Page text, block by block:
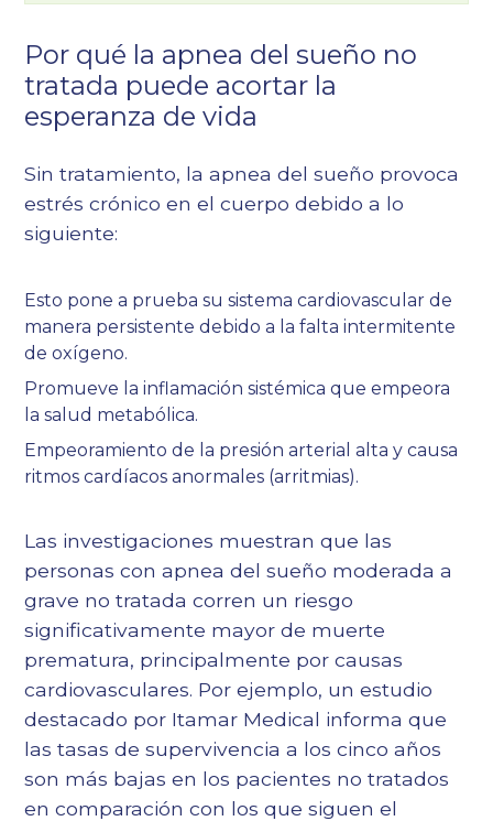
Por qué la apnea del sueño no
tratada puede acortar la
esperanza de vida
Sin tratamiento, la apnea del sueño provoca
estrés crónico en el cuerpo debido a lo
siguiente:
Esto pone a prueba su sistema cardiovascular de
manera persistente debido a la falta intermitente
de oxígeno.
Promueve la inflamación sistémica que empeora
la salud metabólica.
Empeoramiento de la presión arterial alta y causa
ritmos cardíacos anormales (arritmias).
Las investigaciones muestran que las
personas con apnea del sueño moderada a
grave no tratada corren un riesgo
significativamente mayor de muerte
prematura, principalmente por causas
cardiovasculares. Por ejemplo, un estudio
destacado por Itamar Medical informa que
las tasas de supervivencia a los cinco años
son más bajas en los pacientes no tratados
en comparación con los que siguen el